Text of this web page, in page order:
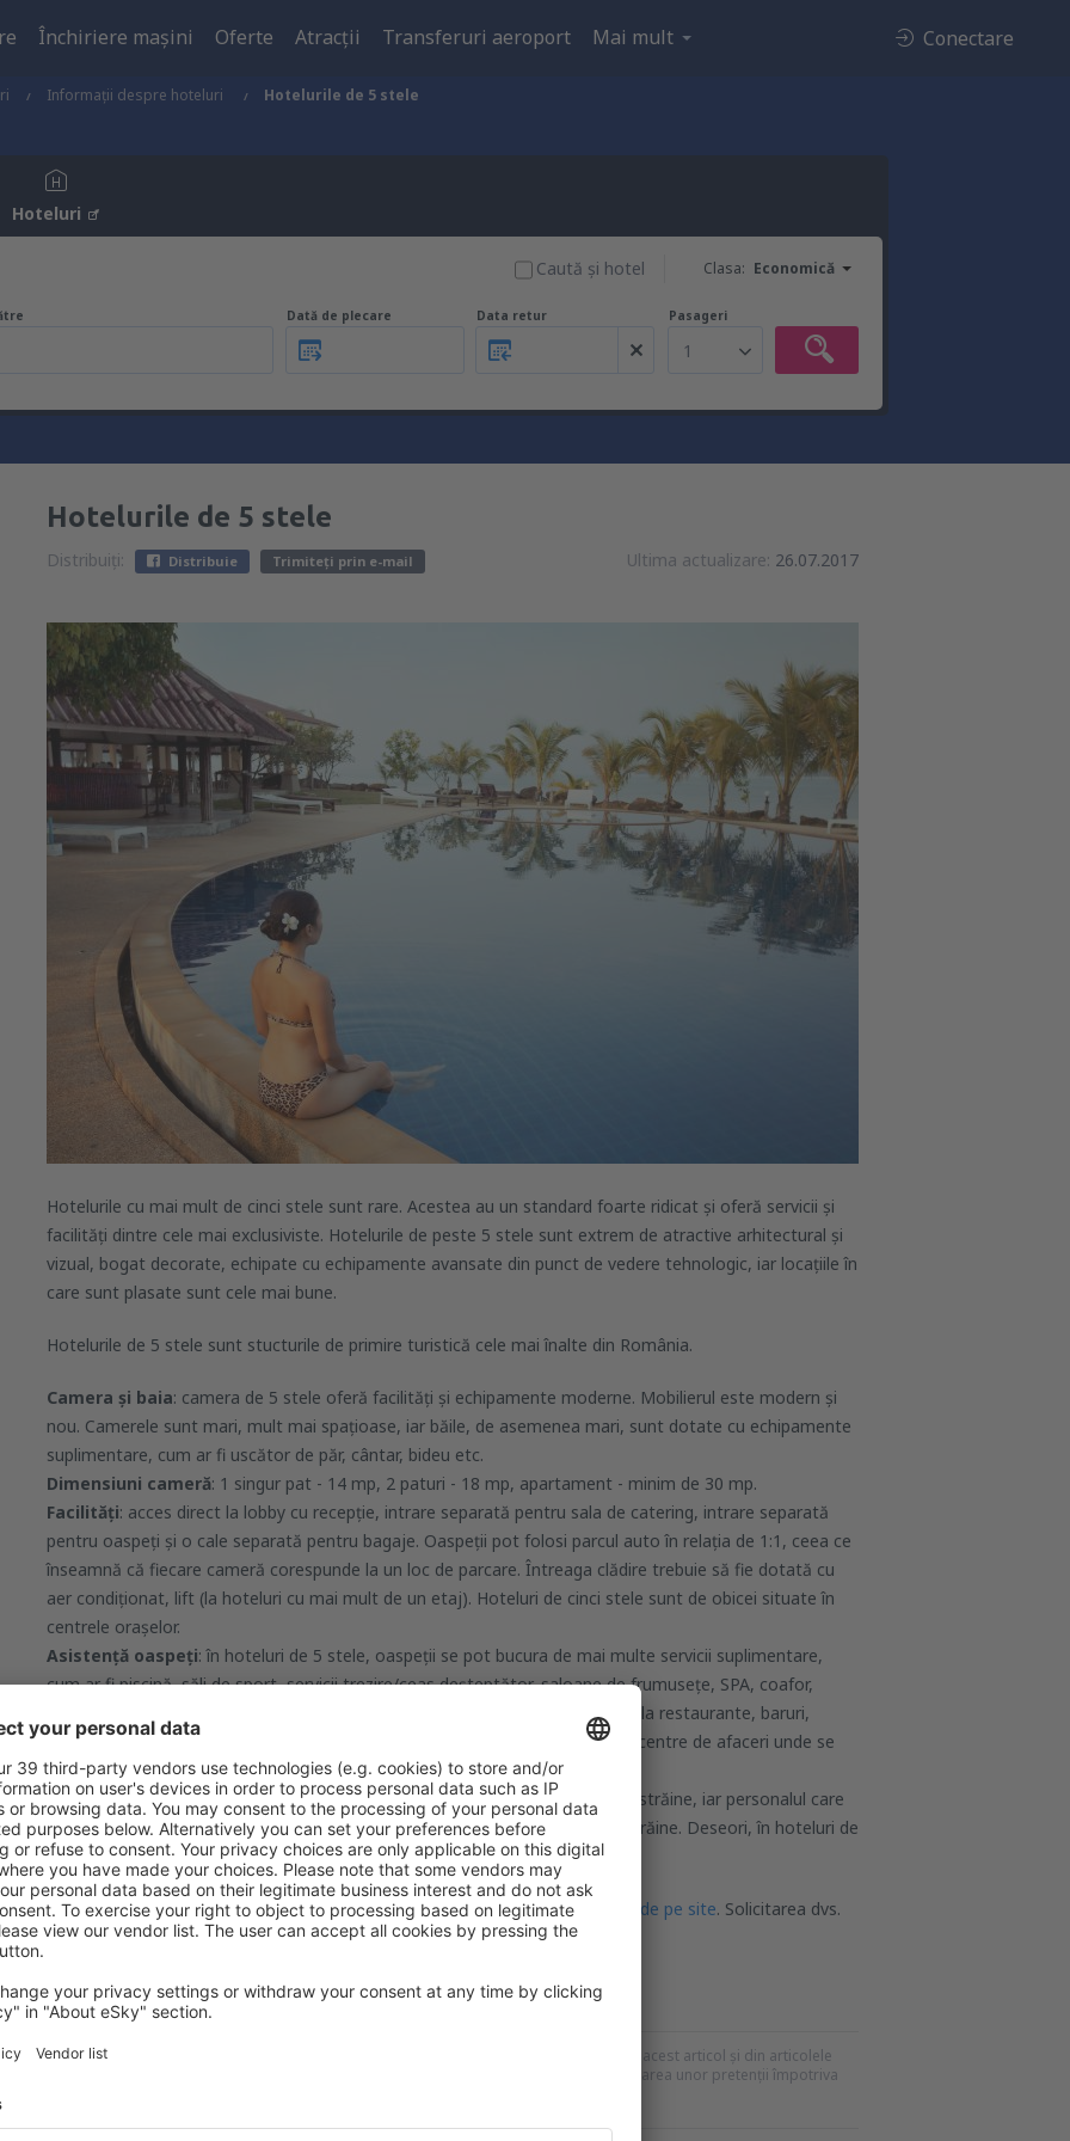
Închiriere mașini Oferte Atracţii Transferuri aeroport Mai mult Conectare
Informații despre hoteluri Hotelurile de 5 stele
Hoteluri
Clasa: Economică
Caută şi hotel
Dată de plecare Data retur Pasageri
1
Hotelurile de 5 stele
Distribuiți: Distribuie Trimiteți prin e-mail Ultima actualizare: 26.07.2017
Hotelurile cu mai mult de cinci stele sunt rare. Acestea au un standard foarte ridicat și oferă servicii și
facilități dintre cele mai exclusiviste. Hotelurile de peste 5 stele sunt extrem de atractive arhitectural și
vizual, bogat decorate, echipate cu echipamente avansate din punct de vedere tehnologic, iar locațiile în
care sunt plasate sunt cele mai bune.
Hotelurile de 5 stele sunt stucturile de primire turistică cele mai înalte din România.
Camera și baia: camera de 5 stele oferă facilități și echipamente moderne. Mobilierul este modern și
nou. Camerele sunt mari, mult mai spațioase, iar băile, de asemenea mari, sunt dotate cu echipamente
suplimentare, cum ar fi uscător de păr, cântar, bideu etc.
Dimensiuni cameră: 1 singur pat - 14 mp, 2 paturi - 18 mp, apartament - minim de 30 mp.
Facilități: acces direct la lobby cu recepție, intrare separată pentru sala de catering, intrare separată
pentru oaspeți și o cale separată pentru bagaje. Oaspeții pot folosi parcul auto în relația de 1:1, ceea ce
înseamnă că fiecare cameră corespunde la un loc de parcare. Întreaga clădire trebuie să fie dotată cu
aer condiționat, lift (la hoteluri cu mai mult de un etaj). Hoteluri de cinci stele sunt de obicei situate în
centrele orașelor.
Asistență oaspeți: în hoteluri de 5 stele, oaspeții se pot bucura de mai multe servicii suplimentare,
cum ar fi piscină, săli de sport, servicii trezire/ceas deșteptător, saloane de frumusețe, SPA, coafor,
florărie, cameră de bagaje, spălătorie, curățătorie. În plus, oaspeții au acces la restaurante, baruri,
cluburi, cafenele, camere de relaxare. Hotelurile de 5 stele sunt dotate și cu centre de afaceri unde se
pot organiza conferințe, întâlniri sau evenimente speciale.
Personal: Personalul de la recepție, de regulă, vorbește cel puțin două limbi străine, iar personalul care
se ocupă de întreținere trebuie să cunoască elemente de bază ale limbilor străine. Deseori, în hoteluri de
5, oaspeții primesc servicii de concierge.
Dacă aveți întrebări, vă rugăm să ne lăsați un mesaj în secțiunea decontact de pe site. Solicitarea dvs.
va fi tratată cu prioritate și vom reveni cu un răspuns cât mai curând posibil.
Acest articol a fost creat cu ajutorul inteligenței artificiale. Sfaturile și recomandările din acest articol și din articolele
asociate au doar caracter informativ și orientativ și nu pot constitui temei pentru formularea unor pretenții împotriva